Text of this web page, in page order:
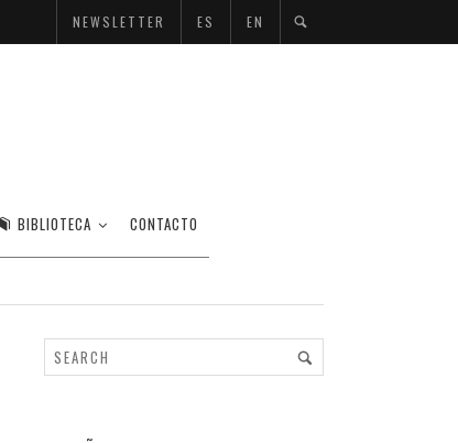
NEWSLETTER ES EN
BIBLIOTECA CONTACTO